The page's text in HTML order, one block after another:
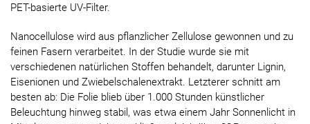
PET-basierte UV-Filter.
Nanocellulose wird aus pflanzlicher Zellulose gewonnen und zu
feinen Fasern verarbeitet. In der Studie wurde sie mit
verschiedenen natürlichen Stoffen behandelt, darunter Lignin,
Eisenionen und Zwiebelschalenextrakt. Letzterer schnitt am
besten ab: Die Folie blieb über 1.000 Stunden künstlicher
Beleuchtung hinweg stabil, was etwa einem Jahr Sonnenlicht in